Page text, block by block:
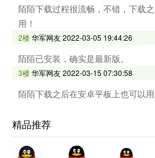
陌陌下载过程很流畅，不错，下载
用！
2楼华军网友2022-03-05 19:44:26
陌陌已安装，确实是最新版。
3楼华军网友2022-03-15 07:30:58
陌陌下载之后在安卓平板上也可以用
精品推荐